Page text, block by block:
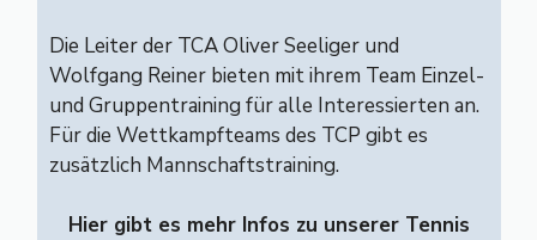
Die Leiter der TCA Oliver Seeliger und
Wolfgang Reiner bieten mit ihrem Team Einzel-
und Gruppentraining für alle Interessierten an.
Für die Wettkampfteams des TCP gibt es
zusätzlich Mannschaftstraining.
Hier gibt es mehr Infos zu unserer Tennis